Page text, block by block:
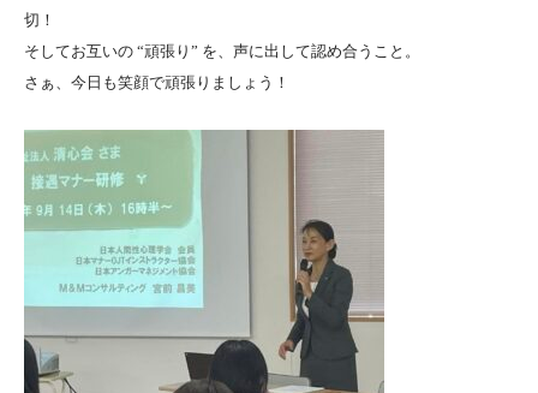
切！
そしてお互いの “頑張り” を、声に出して認め合うこと。
さぁ、今日も笑顔で頑張りましょう！